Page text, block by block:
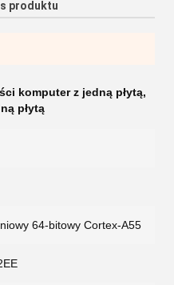
produktu
komputer z jedną płytą,
płytą
64-bitowy Cortex-A55